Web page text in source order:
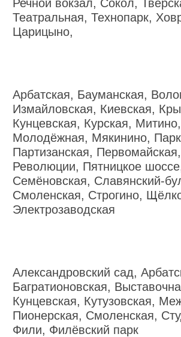
Речной вокзал, Сокол,
Театральная, Технопарк,
Царицыно,
Арбатская, Бауманская,
Измайловская, Киевская,
Кунцевская, Курская, Митино,
Молодёжная, Мякинино,
Партизанская,
Революции, Пятницкое
Семёновская, Славянский-
Смоленская, Строгино,
Электрозаводская
Александровский сад,
Багратионовская,
Кунцевская, Кутузовская,
Пионерская, Смоленская,
Фили, Филёвский парк